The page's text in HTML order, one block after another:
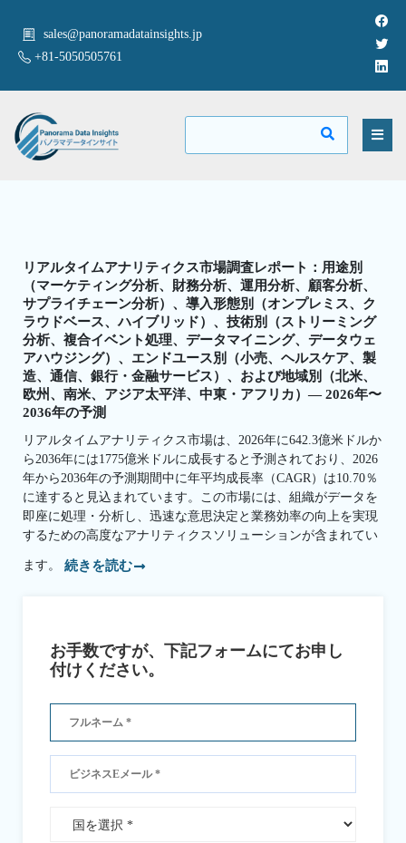
sales@panoramadatainsights.jp
+81-5050505761
リアルタイムアナリティクス市場調査レポート：用途別
（マーケティング分析、財務分析、運用分析、顧客分析、
サプライチェーン分析）、導入形態別（オンプレミス、ク
ラウドベース、ハイブリッド）、技術別（ストリーミング
分析、複合イベント処理、データマイニング、データウェ
アハウジング）、エンドユース別（小売、ヘルスケア、製
造、通信、銀行・金融サービス）、および地域別（北米、
欧州、南米、アジア太平洋、中東・アフリカ）— 2026年〜
2036年の予測
リアルタイムアナリティクス市場は、2026年に642.3億米ドルか
ら2036年には1775億米ドルに成長すると予測されており、2026
年から2036年の予測期間中に年平均成長率（CAGR）は10.70％
に達すると見込まれています。この市場には、組織がデータを
即座に処理・分析し、迅速な意思決定と業務効率の向上を実現
するための高度なアナリティクスソリューションが含まれてい
ます。 続きを読む
お手数ですが、下記フォームにてお申し
付けください。